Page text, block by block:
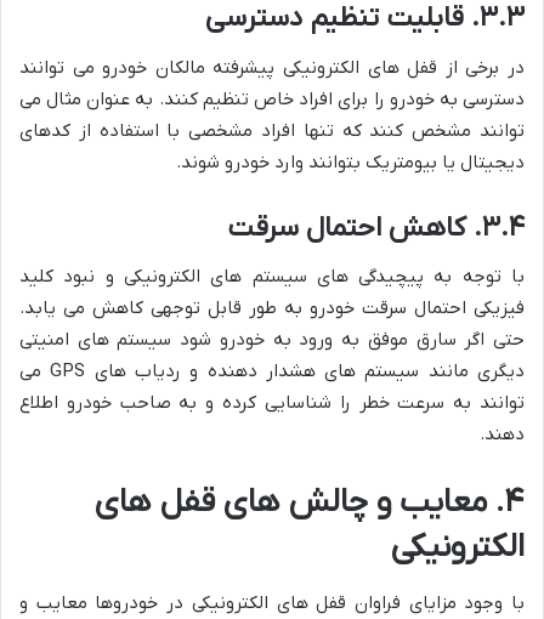
۳.۳. قابلیت تنظیم دسترسی
در برخی از قفل های الکترونیکی پیشرفته مالکان خودرو می توانند
دسترسی به خودرو را برای افراد خاص تنظیم کنند. به عنوان مثال می
توانند مشخص کنند که تنها افراد مشخصی با استفاده از کدهای
دیجیتال یا بیومتریک بتوانند وارد خودرو شوند.
۳.۴. کاهش احتمال سرقت
با توجه به پیچیدگی های سیستم های الکترونیکی و نبود کلید
فیزیکی احتمال سرقت خودرو به طور قابل توجهی کاهش می یابد.
حتی اگر سارق موفق به ورود به خودرو شود سیستم های امنیتی
دیگری مانند سیستم های هشدار دهنده و ردیاب های GPS می
توانند به سرعت خطر را شناسایی کرده و به صاحب خودرو اطلاع
دهند.
۴. معایب و چالش های قفل های
الکترونیکی
با وجود مزایای فراوان قفل های الکترونیکی در خودروها معایب و